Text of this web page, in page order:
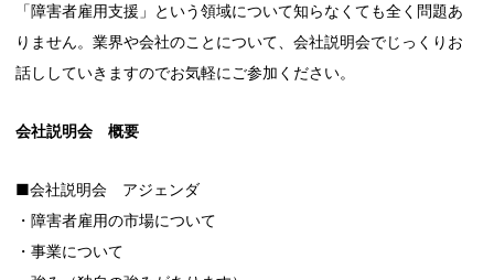
「障害者雇用支援」という領域について知らなくても全く問題あ
りません。業界や会社のことについて、会社説明会でじっくりお
話ししていきますのでお気軽にご参加ください。
会社説明会 概要
■会社説明会 アジェンダ
・障害者雇用の市場について
・事業について